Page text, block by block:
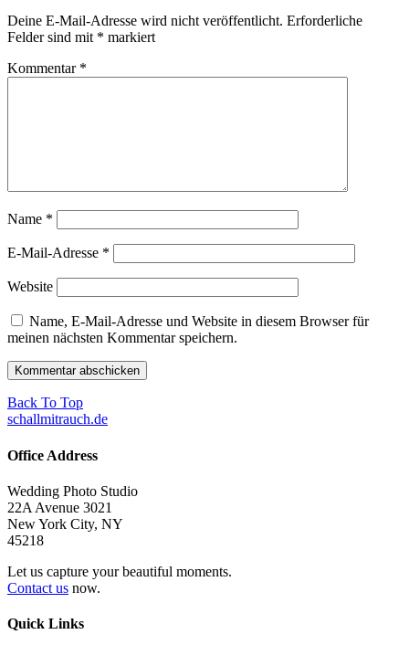
Deine E-Mail-Adresse wird nicht veröffentlicht. Erforderliche
Felder sind mit * markiert
Kommentar *
Name *
E-Mail-Adresse *
Website
Name, E-Mail-Adresse und Website in diesem Browser für
meinen nächsten Kommentar speichern.
Back To Top
schallmitrauch.de
Office Address
Wedding Photo Studio
22A Avenue 3021
New York City, NY
45218
Let us capture your beautiful moments.
Contact us now.
Quick Links